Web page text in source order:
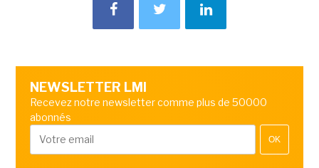
NEWSLETTER LMI
Recevez notre newsletter comme plus de 50000
abonnés
OK